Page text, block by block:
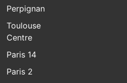
Perpignan
Toulouse
Centre
Paris 14
Paris 2